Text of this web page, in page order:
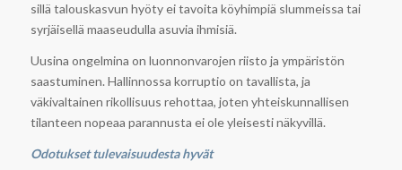
sillä talouskasvun hyöty ei tavoita köyhimpiä slummeissa tai
syrjäisellä maaseudulla asuvia ihmisiä.
Uusina ongelmina on luonnonvarojen riisto ja ympäristön
saastuminen. Hallinnossa korruptio on tavallista, ja
väkivaltainen rikollisuus rehottaa, joten yhteiskunnallisen
tilanteen nopeaa parannusta ei ole yleisesti näkyvillä.
Odotukset tulevaisuudesta hyvät